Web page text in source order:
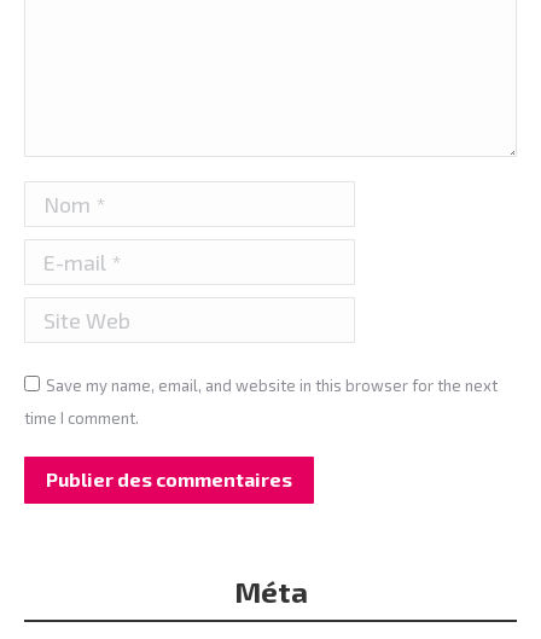
Nom *
E-mail *
Site Web
Save my name, email, and website in this browser for the next
time I comment.
Publier des commentaires
Méta